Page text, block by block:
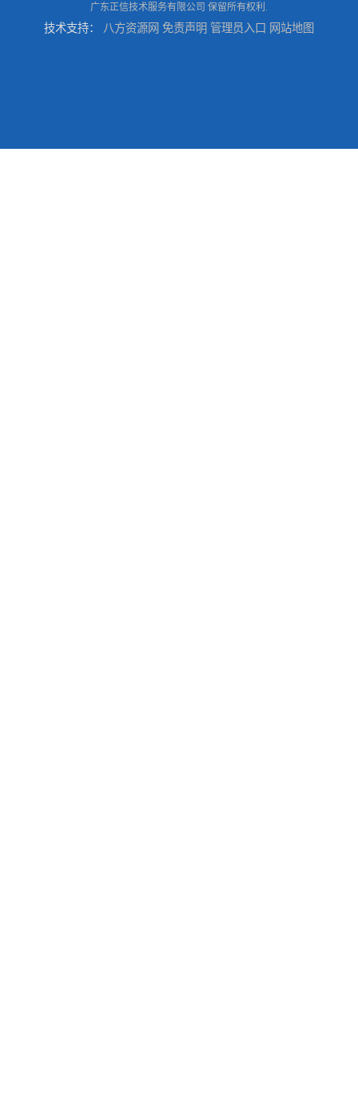
广东正信技术服务有限公司 保留所有权利.
技术支持： 八方资源网 免责声明 管理员入口 网站地图